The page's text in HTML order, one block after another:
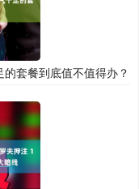
套餐到底值不值得办？